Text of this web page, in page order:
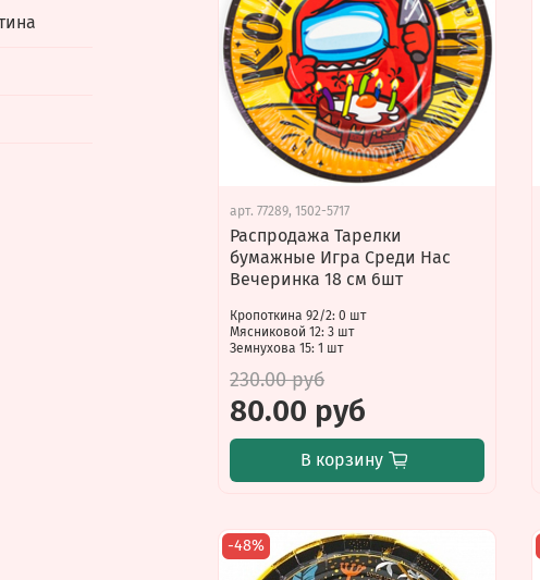
арт.77289, 1502-5717
Распродажа Тарелки
бумажные Игра Среди Нас
Вечеринка 18 см 6шт
Кропоткина 92/2: 0 шт
Мясниковой 12: 3 шт
Земнухова 15: 1 шт
230.00 руб
80.00 руб
В корзину
-48%